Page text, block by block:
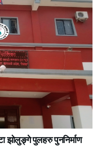
झोलुङ्गे पुलहरु पुननिर्माण